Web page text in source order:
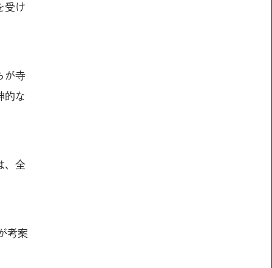
受け
が寺
的な
、全
考案